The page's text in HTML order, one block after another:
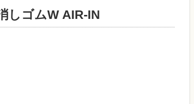
しゴムW AIR-IN